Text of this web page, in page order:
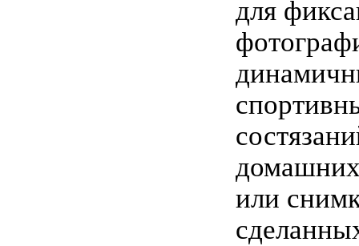
для
или